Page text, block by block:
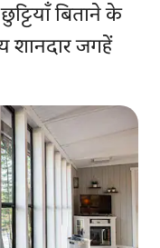
बिताने के
शानदार जगहें